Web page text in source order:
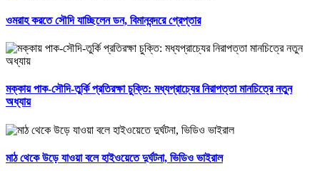
ওমরাহ করতে সৌদি যাচ্ছিলেন ডন, বিমানবন্দরে গ্রেপ্তার
মক্কায় পাক-সৌদি-তুর্কি প্রতিরক্ষা চুক্তি: মধ্যপ্রাচ্যের নিরাপত্তা মানচিত্রে নতুন
অধ্যায়
মাঠ থেকে উড়ে যাওয়া বলে হাইওয়েতে দুর্ঘটনা, ভিডিও ভাইরাল